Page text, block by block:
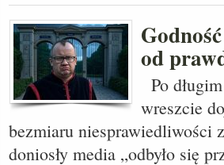
od
Po
wreszcie
bezmiaru niesprawiedliwości
doniosły media „odbyło się